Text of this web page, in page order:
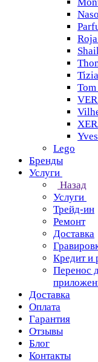
Lego
Бренды
Услуги
Назад
Услуги
Трейд-ин
Ремонт
Доставка
Кредит и
Перенос
Доставка
Оплата
Гарантия
Отзывы
Блог
Контакты